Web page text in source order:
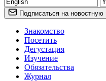
Подписаться на
Знакомство
Посетить
Дегустация
Изучение
Обязательства
Журнал